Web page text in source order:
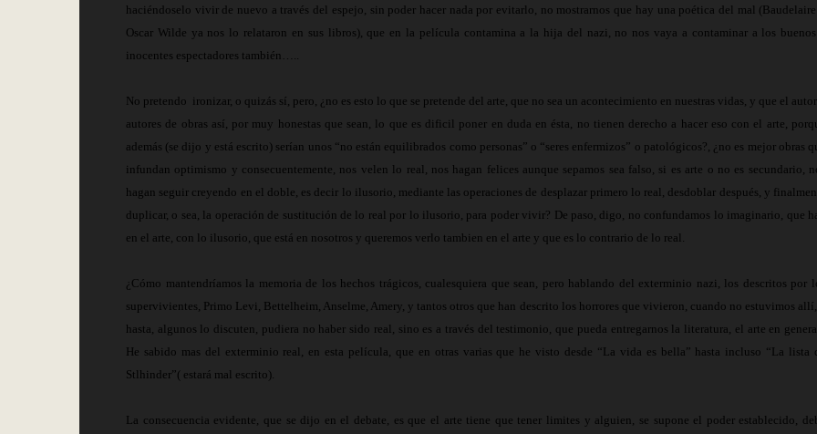
haciéndoselo vivir de nuevo a través del espejo, sin poder hacer nada por evitarlo, no mostrarnos que hay una poética del mal
Oscar Wilde ya nos lo relataron en sus libros), que en la película contamina a la hija del nazi, no nos vaya a contaminar a los
inocentes espectadores también…..
No pretendo ironizar, o quizás sí, pero, ¿no es esto lo que se pretende del arte, que no sea un acontecimiento en nuestras vidas, y que el
autores de obras así, por muy honestas que sean, lo que es dificil poner en duda en ésta, no tienen derecho a hacer eso con el arte,
además (se dijo y está escrito) serían unos “no están equilibrados como personas” o “seres enfermizos” o patológicos?, ¿no es mejor obras
infundan optimismo y consecuentemente, nos velen lo real, nos hagan felices aunque sepamos sea falso, si es arte o no es secundario,
hagan seguir creyendo en el doble, es decir lo ilusorio, mediante las operaciones de desplazar primero lo real, desdoblar después, y
duplicar, o sea, la operación de sustitución de lo real por lo ilusorio, para poder vivir? De paso, digo, no confundamos lo imaginario, que
en el arte, con lo ilusorio, que está en nosotros y queremos verlo tambien en el arte y que es lo contrario de lo real.
¿Cómo mantendríamos la memoria de los hechos trágicos, cualesquiera que sean, pero hablando del exterminio nazi, los descritos por
supervivientes, Primo Levi, Bettelheim, Anselme, Amery, y tantos otros que han descrito los horrores que vivieron, cuando no estuvimos
hasta, algunos lo discuten, pudiera no haber sido real, sino es a través del testimonio, que pueda entregarnos la literatura, el arte en
He sabido mas del exterminio real, en esta película, que en otras varias que he visto desde “La vida es bella” hasta incluso “La lista
Stlhinder”( estará mal escrito).
La consecuencia evidente, que se dijo en el debate, es que el arte tiene que tener limites y alguien, se supone el poder establecido,